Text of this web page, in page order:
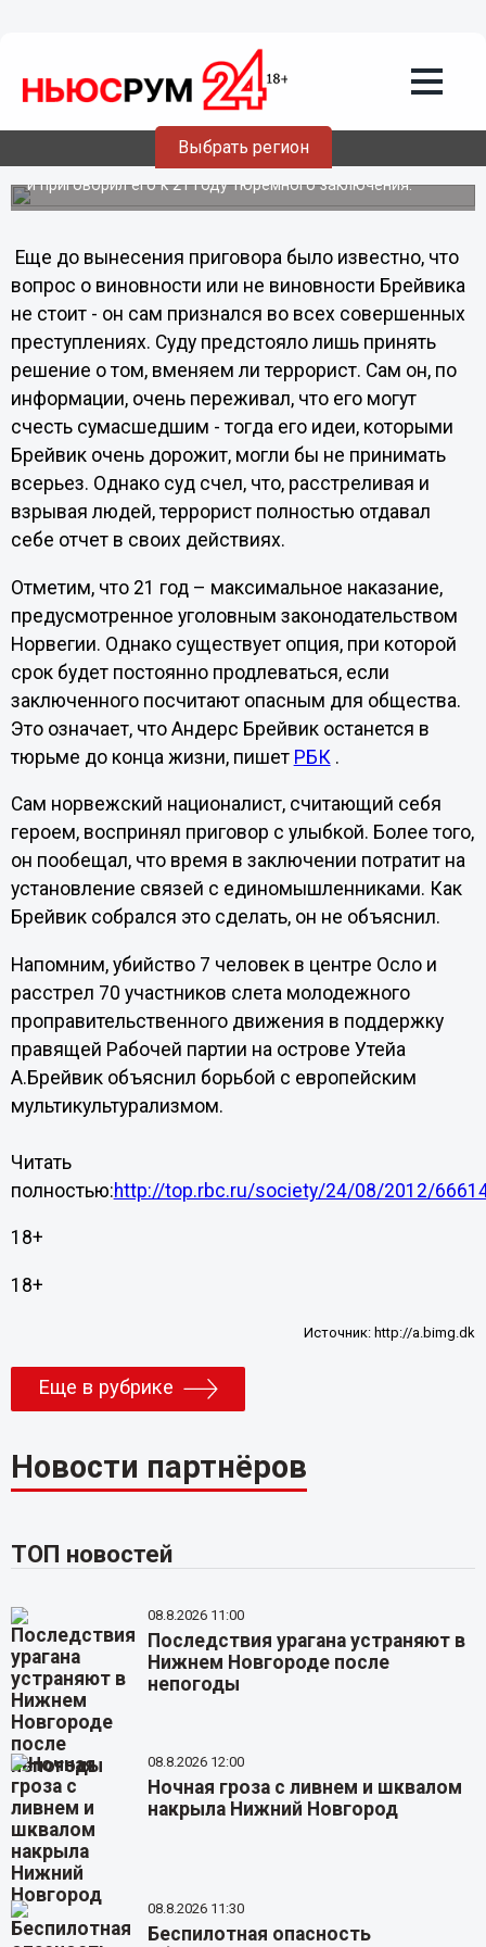
Выбрать регион
24.08.201222:27
Андерсу Брейвику не дали
пожизненное
Норвежский суд признал Андерса Брейвика вменяемым
и приговорил его к 21 году тюремного заключения.
Еще до вынесения приговора было известно, что
вопрос о виновности или не виновности Брейвика
не стоит - он сам признался во всех совершенных
преступлениях. Суду предстояло лишь принять
решение о том, вменяем ли террорист. Сам он, по
информации, очень переживал, что его могут
счесть сумасшедшим - тогда его идеи, которыми
Брейвик очень дорожит, могли бы не принимать
всерьез. Однако суд счел, что, расстреливая и
взрывая людей, террорист полностью отдавал
себе отчет в своих действиях.
Отметим, что 21 год – максимальное наказание,
предусмотренное уголовным законодательством
Норвегии. Однако существует опция, при которой
срок будет постоянно продлеваться, если
заключенного посчитают опасным для общества.
Это означает, что Андерс Брейвик останется в
тюрьме до конца жизни, пишет РБК .
Сам норвежский националист, считающий себя
героем, воспринял приговор с улыбкой. Более того,
он пообещал, что время в заключении потратит на
установление связей с единомышленниками. Как
Брейвик собрался это сделать, он не объяснил.
Напомним, убийство 7 человек в центре Осло и
расстрел 70 участников слета молодежного
проправительственного движения в поддержку
правящей Рабочей партии на острове Утейа
А.Брейвик объяснил борьбой с европейским
мультикультурализмом.
Читать
полностью:http://top.rbc.ru/society/24/08/2012/
18+
18+
Источник:http://a.bimg.dk
Еще в рубрике
Новости партнёров
ТОП новостей
08.8.2026 11:00
Последствия урагана устраняют в
Нижнем Новгороде после
непогоды
08.8.2026 12:00
Ночная гроза с ливнем и шквалом
накрыла Нижний Новгород
08.8.2026 11:30
Беспилотная опасность